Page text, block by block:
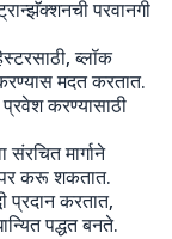
परवानगी
ब्लॉक
मदत करतात.
करण्यासाठी
मार्गाने
करू शकतात.
प्रदान करतात,
पद्धत बनते.